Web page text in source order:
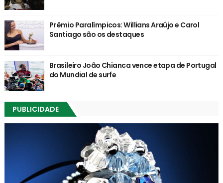
Prêmio Paralímpicos: Willians Araújo e Carol
Santiago são os destaques
Brasileiro João Chianca vence etapa de Portugal
do Mundial de surfe
PUBLICIDADE